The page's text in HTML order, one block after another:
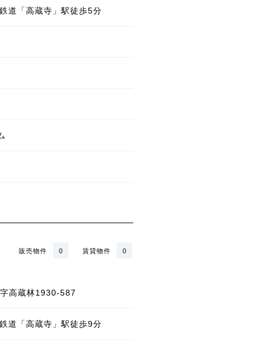
道「高蔵寺」駅徒歩5分
賃貸物件 0
販売物件 0
高蔵林1930-587
道「高蔵寺」駅徒歩9分